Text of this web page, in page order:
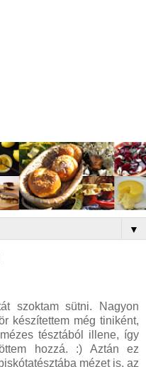
▼
szoktam sütni. Nagyon
készítettem még tiniként,
tésztából illene, így
hozzá. :) Aztán ez
mézet is, az